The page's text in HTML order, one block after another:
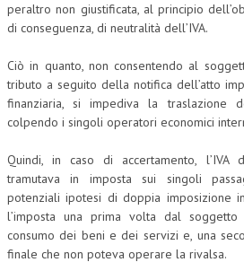
peraltro non giustificata, al principio
di conseguenza, di neutralità dell’IVA.
Ciò in quanto, non consentendo al
tributo a seguito della notifica dell’atto
finanziaria, si impediva la traslazione
colpendo i singoli operatori economici
Quindi, in caso di accertamento, l’IVA
tramutava in imposta sui singoli
potenziali ipotesi di doppia imposizione
l’imposta una prima volta dal
consumo dei beni e dei servizi e, una
finale che non poteva operare la rivalsa.